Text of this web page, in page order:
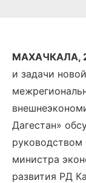
МАХАЧКАЛА,
и задачи
Дагестан»
руководством
министра
развития РД